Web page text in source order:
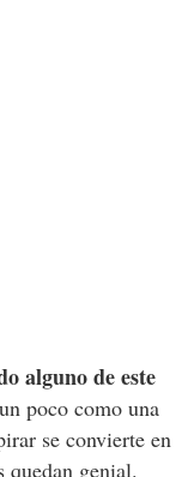
alguno de este
poco como una
se convierte en
quedan genial.